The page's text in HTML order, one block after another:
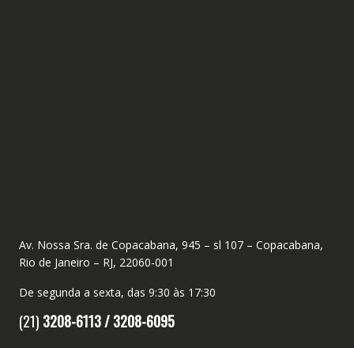
Av. Nossa Sra. de Copacabana, 945 – sl 107 – Copacabana,
Rio de Janeiro – RJ, 22060-001
De segunda a sexta, das 9:30 às 17:30
(21) 3208-6113 /3208-6095